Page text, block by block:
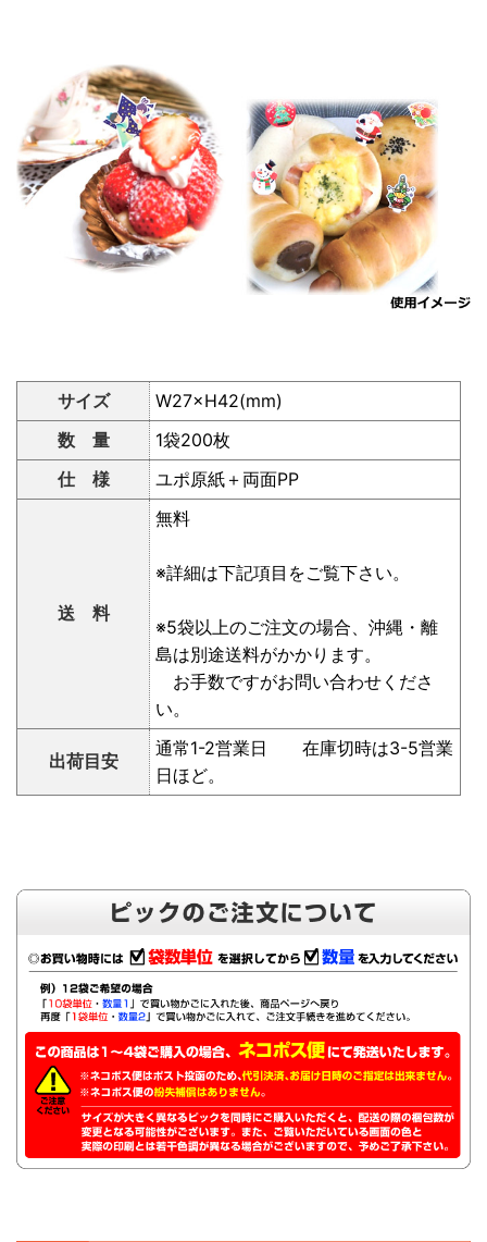
サイズ
W27×H42(mm)
数 量
1袋200枚
仕 様
ユポ原紙＋両面PP
送 料
無料
※詳細は下記項目をご覧下さい。
※5袋以上のご注文の場合、沖縄・離
島は別途送料がかかります。
お手数ですがお問い合わせくださ
い。
出荷目安
通常1-2営業日 在庫切時は3-5営業
日ほど。